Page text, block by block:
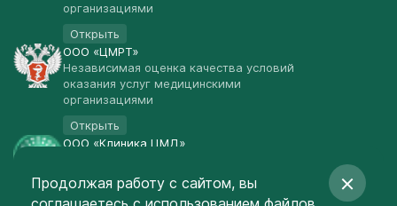
организациями
Открыть
ООО «ЦМРТ»
Независимая оценка качества условий
оказания услуг медицинскими
организациями
Открыть
ООО «Клиника ЦМД»
Открыть
Продолжая работу с сайтом, вы